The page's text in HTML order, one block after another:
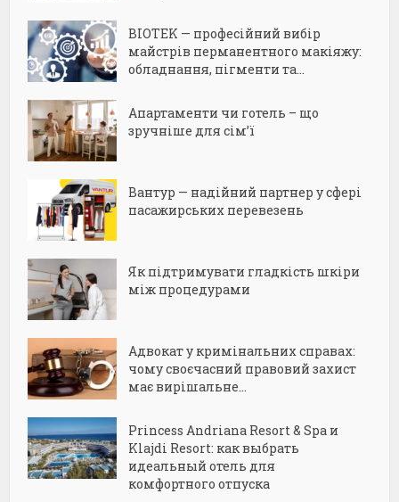
BIOTEK — професійний вибір
майстрів перманентного макіяжу:
обладнання, пігменти та...
Апартаменти чи готель – що
зручніше для сім’ї
Вантур — надійний партнер у сфері
пасажирських перевезень
Як підтримувати гладкість шкіри
між процедурами
Адвокат у кримінальних справах:
чому своєчасний правовий захист
має вирішальне...
Princess Andriana Resort & Spa и
Klajdi Resort: как выбрать
идеальный отель для
комфортного отпуска